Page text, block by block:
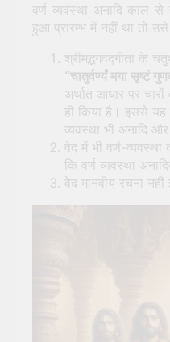
वर्ण व्यवस्था अनादि काल
हुआ प्रारम्भ में नहीं था तो
श्रीमद्भगवद्गीता के
“चातुर्वर्ण्यं मया सृष्टं
अर्थात आधार पर चारों
ही किया है। इससे यह
व्यवस्था भी अनादि
वेद में भी वर्ण-
कि वर्ण व्यवस्था
वेद मानवीय रचना